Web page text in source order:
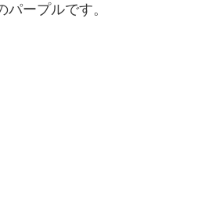
ープルです。